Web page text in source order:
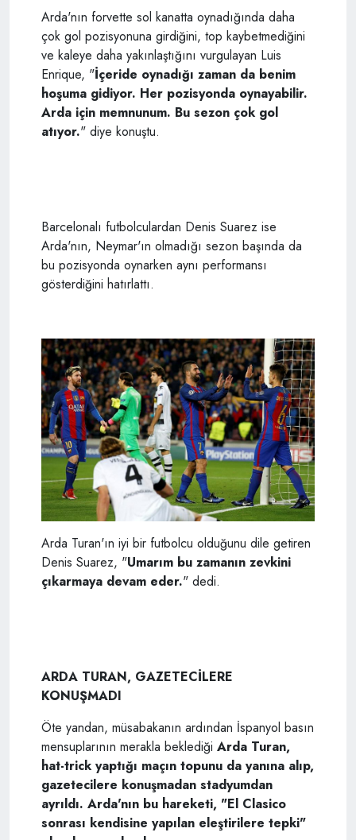
Arda'nın forvette sol kanatta oynadığında daha
çok gol pozisyonuna girdiğini, top kaybetmediğini
ve kaleye daha yakınlaştığını vurgulayan Luis
Enrique, "İçeride oynadığı zaman da benim
hoşuma gidiyor. Her pozisyonda oynayabilir.
Arda için memnunum. Bu sezon çok gol
atıyor." diye konuştu.
Barcelonalı futbolculardan Denis Suarez ise
Arda'nın, Neymar'ın olmadığı sezon başında da
bu pozisyonda oynarken aynı performansı
gösterdiğini hatırlattı.
Arda Turan'ın iyi bir futbolcu olduğunu dile getiren
Denis Suarez, "Umarım bu zamanın zevkini
çıkarmaya devam eder." dedi.
ARDA TURAN, GAZETECİLERE
KONUŞMADI
Öte yandan, müsabakanın ardından İspanyol basın
mensuplarının merakla beklediği Arda Turan,
hat-trick yaptığı maçın topunu da yanına alıp,
gazetecilere konuşmadan stadyumdan
ayrıldı. Arda'nın bu hareketi, "El Clasico
sonrası kendisine yapılan eleştirilere tepki"